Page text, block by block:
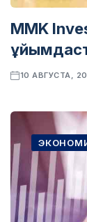
MMK
10 АВГУСТА,